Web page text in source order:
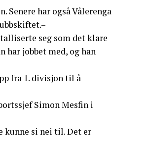
Senere har også Vålerenga
seg som det klare
har jobbet med, og han
fra 1. divisjon til å
Simon Mesfin i
kunne si nei til. Det er